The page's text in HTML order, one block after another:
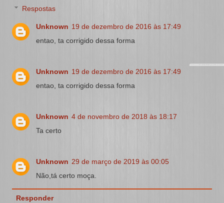
Respostas
Unknown 19 de dezembro de 2016 às 17:49
entao, ta corrigido dessa forma
Unknown 19 de dezembro de 2016 às 17:49
entao, ta corrigido dessa forma
Unknown 4 de novembro de 2018 às 18:17
Ta certo
Unknown 29 de março de 2019 às 00:05
Não,tá certo moça.
Responder